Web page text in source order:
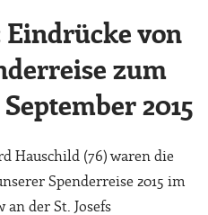
Eindrücke von
zum
2015
Hauschild (76) waren die
Spenderreise 2015 im
an der St. Josefs